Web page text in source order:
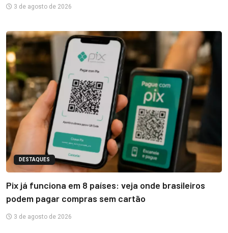
3 de agosto de 2026
DESTAQUES
Pix já funciona em 8 países: veja onde brasileiros
podem pagar compras sem cartão
3 de agosto de 2026